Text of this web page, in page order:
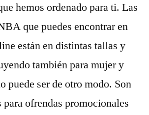
hemos ordenado para ti. Las
que puedes encontrar en
están en distintas tallas y
también para mujer y
puede ser de otro modo. Son
para ofrendas promocionales